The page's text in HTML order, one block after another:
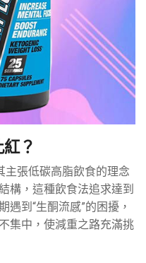
？
主張低碳高脂飲食的理念
構，這種飲食法追求達到
到“生酮流感”的困擾，
集中，使減重之路充滿挑